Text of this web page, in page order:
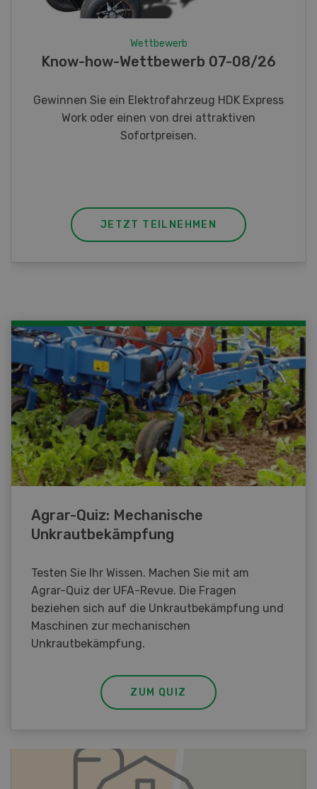
Fotorätsel 07-08/26
Gewinnen Sie eines von fünf LANDI
Taschenmessern
JETZT TEILNEHMEN
Agrar-Quiz: Mechanische
Unkrautbekämpfung
Testen Sie Ihr Wissen. Machen Sie mit am
Agrar-Quiz der UFA-Revue. Die Fragen
beziehen sich auf die Unkrautbekämpfung und
Maschinen zur mechanischen
Unkrautbekämpfung.
ZUM QUIZ